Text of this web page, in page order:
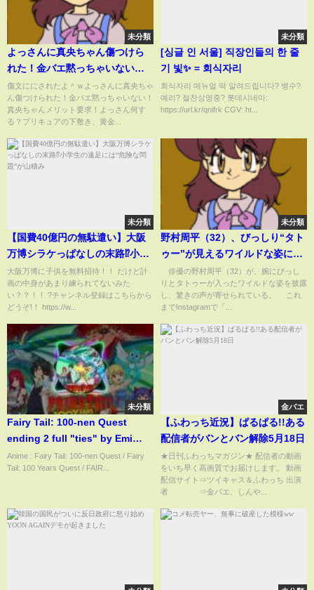
未分類
よっさんに真央ちゃん傷つけら
れた！金バエ黙っちゃいない！
真央ちゃんメリット要求！よっ
さん何する？プリキュアの下敷
き、黄金の指輪、介護ベット、
ト、現金。真央ちゃんどれがい
い、現金がいいんでないの？金
傷文ににされたよ＾ｗよっさんに真央ちゃ
ん傷つけられた！金バエ黙っちゃいない！
真央ちゃんメリット要求！よっさん何す
る？プリキュアの下敷き、黄金...
未分類
[싱글 인 서울] 직장인들의 한 줄
기 빛✨ = 회식자리
회식자리 매뉴얼 딱 알려드립니다? 병수?
예리? 절찬상영중? 롯데시네마:
https://url.kr/qnifrk CGV: ht...
未分類
【国費40億円の無駄遣い】大阪
万博シラケっぱなしの末路⁉小学
生の遠足には“危険な問題”が山
積み
大阪万博に子供を無料招待！！ だけど計
画の中身があまり練られてないみた
い？？！！ ?チャンネル登録はこちらから
どうぞ!！ https://w...
未分類
野村周平（32）、びっしり“タト
ゥー”が見えるワイルドな姿にフ
ァン衝撃「誰かわかりませんで
した」「びっくりしたぁ」
(ABEMA TIMES)
俳優の野村周平（32）が、腕にびっし
りとタトゥーが入ったワイルドな姿を披露
し、驚きの声が寄せられている。 これ
までInstagramで「...
未分類
Fairy Tail: 100-nen Quest
ending 2 full "ties" by Emi
Noda
Anime : Fairy Tail: 100-nen Quest / Fairy
Tail: 100 Years Quest / FAIR...
金バエ
【ふわっち近況】ぱるぱる!!ある
配信者がバンとバン解除5月18日
★日刊ふわっちマガジン★ 配信者の動画
をいち早く高画質でお届けします。 動画
配信サイト⇒ツイキャス＆ふわっち 出演
者 ⇒金バエ、しんや...